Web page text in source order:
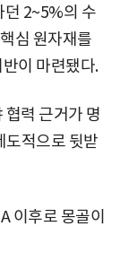
던 2~5%의 수
심 원자재를
이 마련됐다.
력 근거가 명
도적으로 뒷받
이후로 몽골이